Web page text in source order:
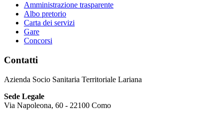
Amministrazione trasparente
Albo pretorio
Carta dei servizi
Gare
Concorsi
Contatti
Azienda Socio Sanitaria Territoriale Lariana
Sede Legale
Via Napoleona, 60 - 22100 Como